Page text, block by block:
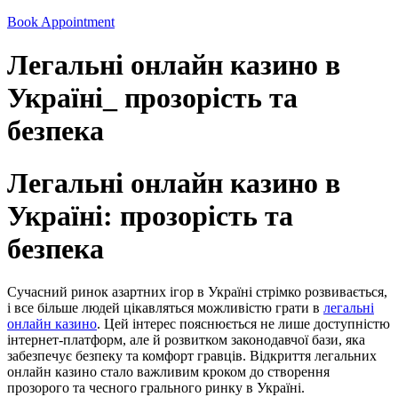
Book Appointment
Легальні онлайн казино в
Україні_ прозорість та
безпека
Легальні онлайн казино в
Україні: прозорість та
безпека
Сучасний ринок азартних ігор в Україні стрімко розвивається,
і все більше людей цікавляться можливістю грати в легальні
онлайн казино. Цей інтерес пояснюється не лише доступністю
інтернет-платформ, але й розвитком законодавчої бази, яка
забезпечує безпеку та комфорт гравців. Відкриття легальних
онлайн казино стало важливим кроком до створення
прозорого та чесного грального ринку в Україні.